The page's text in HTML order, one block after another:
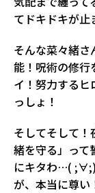
てドキドキが止
そんな菜々緒
能！呪術の修行
イ！努力する
っしょ！
そしてそして！
緒を守る」って
にキタわ…( ;∀;)
が、本当に尊い